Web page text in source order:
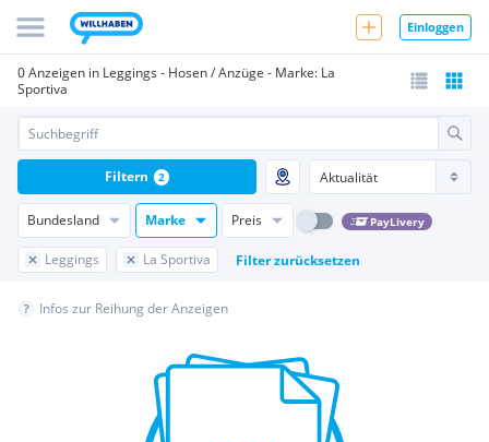
Einloggen
0 Anzeigen in Leggings - Hosen / Anzüge - Marke: La
Sportiva
Bundesland Marke Preis PayLivery
Leggings La Sportiva Filter zurücksetzen
Filtern 2
Infos zur Reihung der Anzeigen